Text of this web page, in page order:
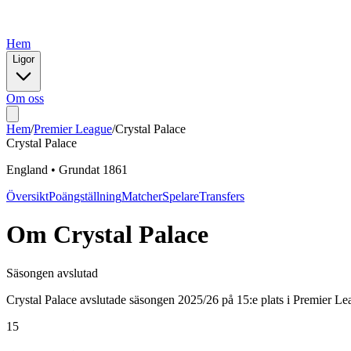
Hem
Ligor
Om oss
Hem/Premier League/Crystal Palace
Crystal Palace
England • Grundat 1861
ÖversiktPoängställningMatcherSpelareTransfers
Om Crystal Palace
Säsongen avslutad
Crystal Palace avslutade säsongen 2025/26 på 15:e plats i Premier
15